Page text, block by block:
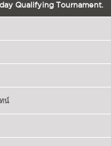
Qualifying Tournament.
น์